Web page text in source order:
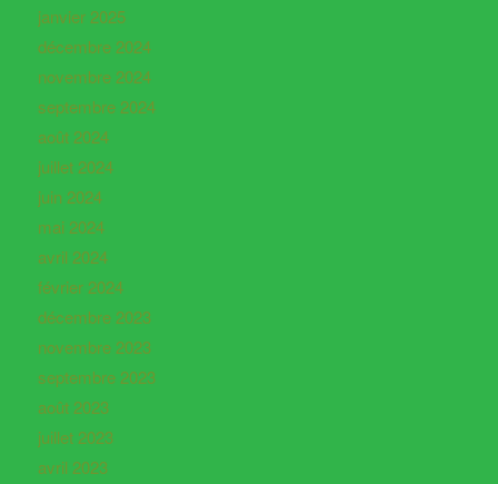
janvier 2025
décembre 2024
novembre 2024
septembre 2024
août 2024
juillet 2024
juin 2024
mai 2024
avril 2024
février 2024
décembre 2023
novembre 2023
septembre 2023
août 2023
juillet 2023
avril 2023